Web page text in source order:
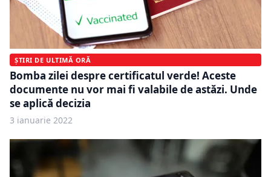
ȘTIRI DE ULTIMĂ ORĂ
Bomba zilei despre certificatul verde! Aceste
documente nu vor mai fi valabile de astăzi. Unde
se aplică decizia
3 ianuarie 2022